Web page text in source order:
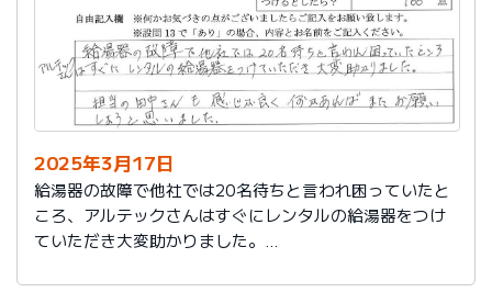
2025年3月17日
給湯器の故障で他社では20名待ちと言われ困っていたと
ころ、アルテックさんはすぐにレンタルの給湯器をつけ
ていただき大変助かりました。
うと思いました。